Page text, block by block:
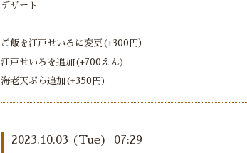
デザート
ご飯を江戸せいろに変更(+300円）
江戸せいろを追加(+700えん)
海老天ぷら追加(+350円)
2023.10.03 (Tue) 07:29